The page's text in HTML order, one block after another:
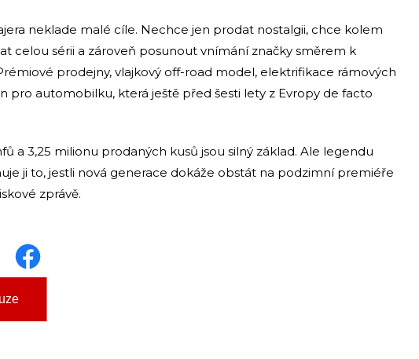
neklade malé cíle. Nechce jen prodat nostalgii, chce kolem
celou sérii a zároveň posunout vnímání značky směrem k
prodejny, vlajkový off-road model, elektrifikace rámových
pro automobilku, která ještě před šesti lety z Evropy de facto
a 3,25 milionu prodaných kusů jsou silný základ. Ale legendu
ji to, jestli nová generace dokáže obstát na podzimní premiéře
zprávě.